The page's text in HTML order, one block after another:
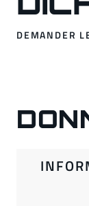
DEMANDER